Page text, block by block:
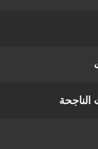
الناجحة